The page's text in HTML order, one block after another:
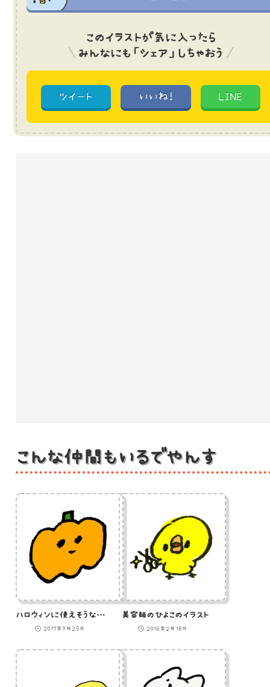
このイラストが気に入ったら
みんなにも「シェア」しちゃおう
ツイート いいね! LINE
こんな仲間もいるでやんす
ハロウィンに使えそうなかぼちゃのイラスト
2017年9月25日
美容師のひよこのイラスト
2016年2月18日